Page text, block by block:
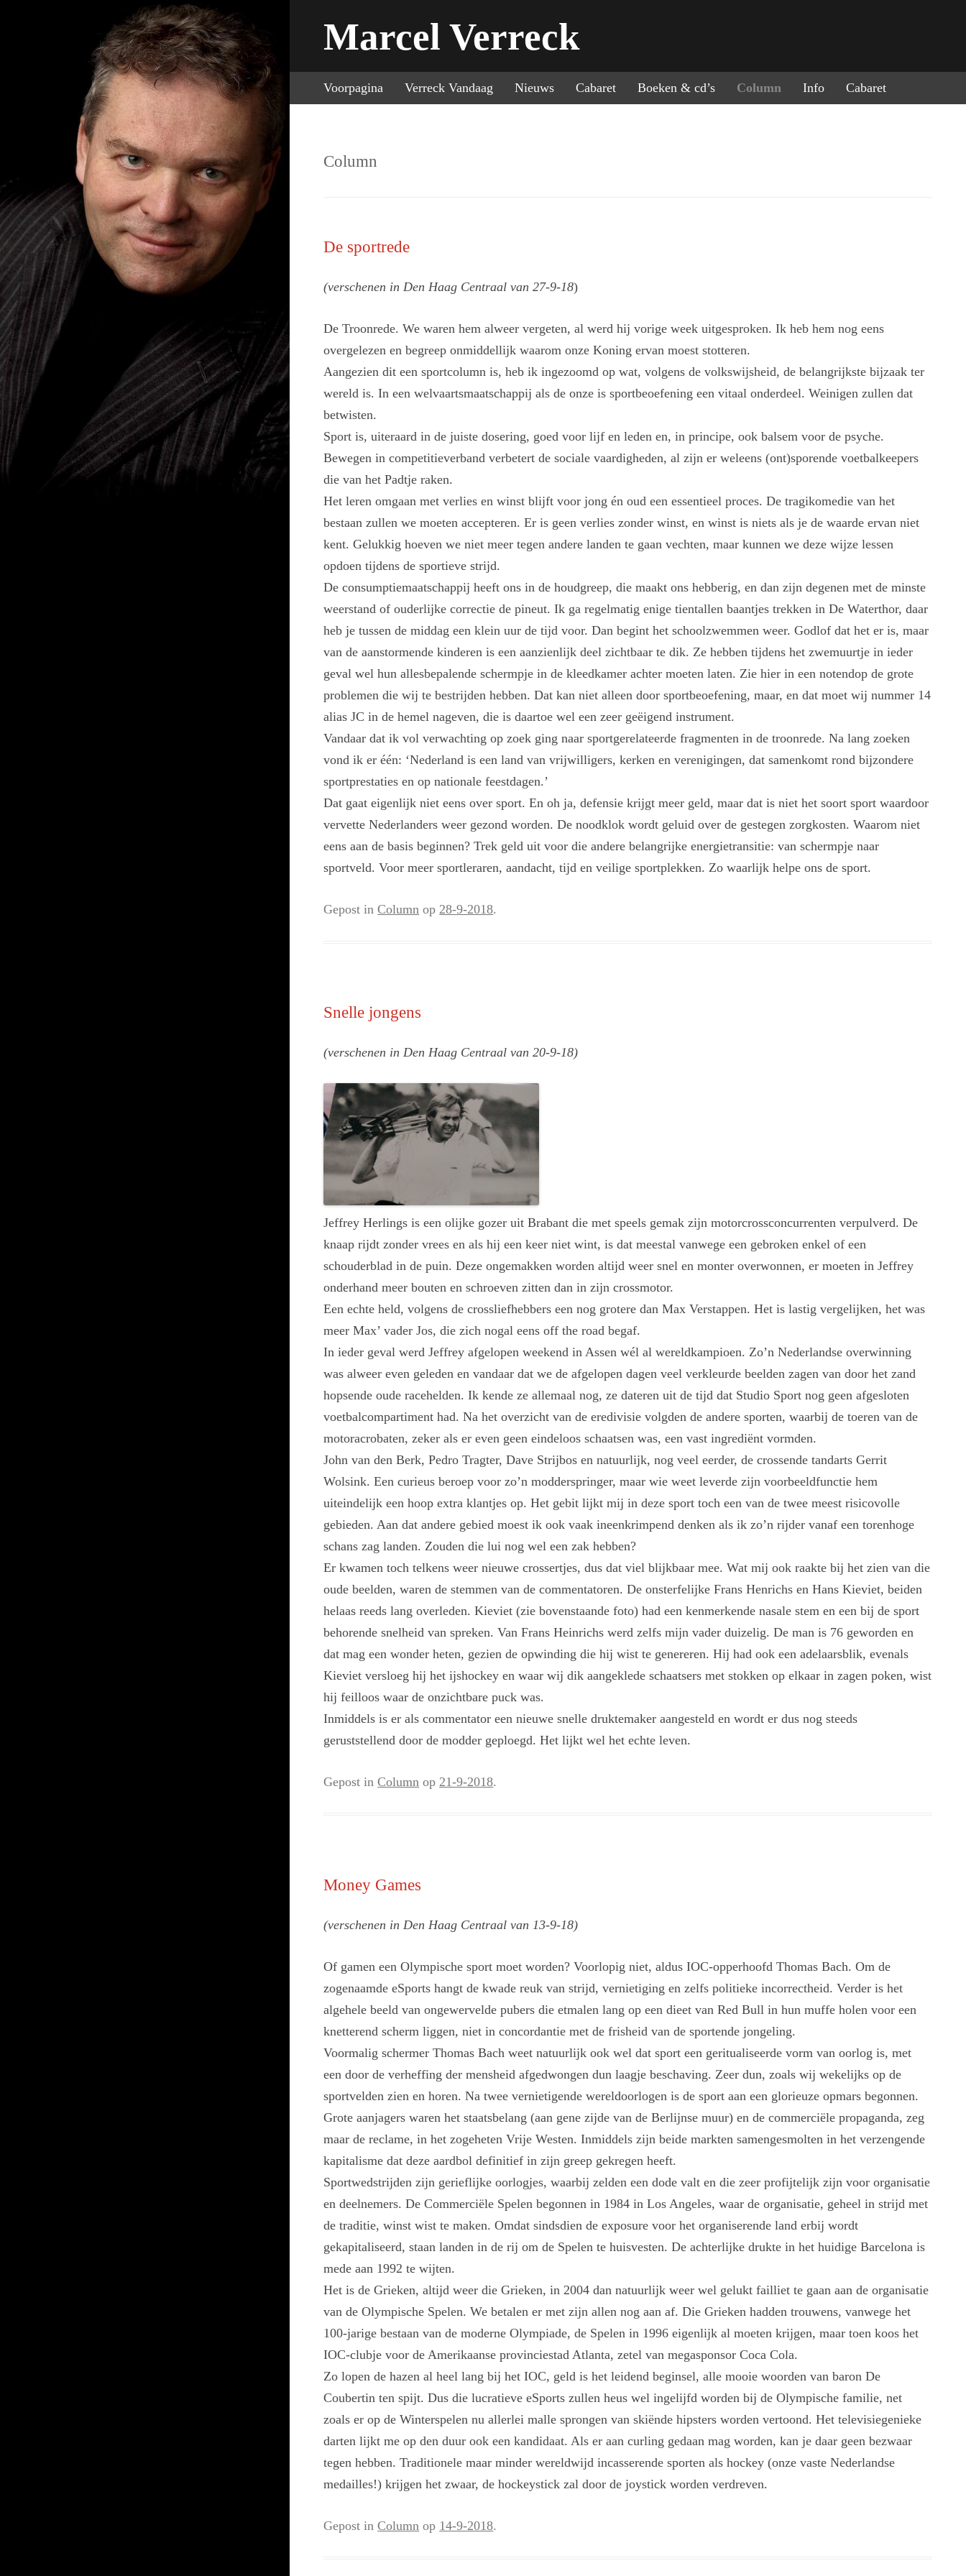
Marcel Verreck
Voorpagina Verreck Vandaag Nieuws Cabaret Boeken & cd’s Column Info Cabaret
Column
De sportrede
(verschenen in Den Haag Centraal van 27-9-18)
De Troonrede. We waren hem alweer vergeten, al werd hij vorige week uitgesproken. Ik heb hem nog eens
overgelezen en begreep onmiddellijk waarom onze Koning ervan moest stotteren.
Aangezien dit een sportcolumn is, heb ik ingezoomd op wat, volgens de volkswijsheid, de belangrijkste bijzaak ter
wereld is. In een welvaartsmaatschappij als de onze is sportbeoefening een vitaal onderdeel. Weinigen zullen dat
betwisten.
Sport is, uiteraard in de juiste dosering, goed voor lijf en leden en, in principe, ook balsem voor de psyche.
Bewegen in competitieverband verbetert de sociale vaardigheden, al zijn er weleens (ont)sporende voetbalkeepers
die van het Padtje raken.
Het leren omgaan met verlies en winst blijft voor jong én oud een essentieel proces. De tragikomedie van het
bestaan zullen we moeten accepteren. Er is geen verlies zonder winst, en winst is niets als je de waarde ervan niet
kent. Gelukkig hoeven we niet meer tegen andere landen te gaan vechten, maar kunnen we deze wijze lessen
opdoen tijdens de sportieve strijd.
De consumptiemaatschappij heeft ons in de houdgreep, die maakt ons hebberig, en dan zijn degenen met de minste
weerstand of ouderlijke correctie de pineut. Ik ga regelmatig enige tientallen baantjes trekken in De Waterthor, daar
heb je tussen de middag een klein uur de tijd voor. Dan begint het schoolzwemmen weer. Godlof dat het er is, maar
van de aanstormende kinderen is een aanzienlijk deel zichtbaar te dik. Ze hebben tijdens het zwemuurtje in ieder
geval wel hun allesbepalende schermpje in de kleedkamer achter moeten laten. Zie hier in een notendop de grote
problemen die wij te bestrijden hebben. Dat kan niet alleen door sportbeoefening, maar, en dat moet wij nummer 14
alias JC in de hemel nageven, die is daartoe wel een zeer geëigend instrument.
Vandaar dat ik vol verwachting op zoek ging naar sportgerelateerde fragmenten in de troonrede. Na lang zoeken
vond ik er één: ‘Nederland is een land van vrijwilligers, kerken en verenigingen, dat samenkomt rond bijzondere
sportprestaties en op nationale feestdagen.’
Dat gaat eigenlijk niet eens over sport. En oh ja, defensie krijgt meer geld, maar dat is niet het soort sport waardoor
vervette Nederlanders weer gezond worden. De noodklok wordt geluid over de gestegen zorgkosten. Waarom niet
eens aan de basis beginnen? Trek geld uit voor die andere belangrijke energietransitie: van schermpje naar
sportveld. Voor meer sportleraren, aandacht, tijd en veilige sportplekken. Zo waarlijk helpe ons de sport.
Gepost inColumn op28-9-2018.
Snelle jongens
(verschenen in Den Haag Centraal van 20-9-18)
Jeffrey Herlings is een olijke gozer uit Brabant die met speels gemak zijn motorcrossconcurrenten verpulverd. De
knaap rijdt zonder vrees en als hij een keer niet wint, is dat meestal vanwege een gebroken enkel of een
schouderblad in de puin. Deze ongemakken worden altijd weer snel en monter overwonnen, er moeten in Jeffrey
onderhand meer bouten en schroeven zitten dan in zijn crossmotor.
Een echte held, volgens de crossliefhebbers een nog grotere dan Max Verstappen. Het is lastig vergelijken, het was
meer Max’ vader Jos, die zich nogal eens off the road begaf.
In ieder geval werd Jeffrey afgelopen weekend in Assen wél al wereldkampioen. Zo’n Nederlandse overwinning
was alweer even geleden en vandaar dat we de afgelopen dagen veel verkleurde beelden zagen van door het zand
hopsende oude racehelden. Ik kende ze allemaal nog, ze dateren uit de tijd dat Studio Sport nog geen afgesloten
voetbalcompartiment had. Na het overzicht van de eredivisie volgden de andere sporten, waarbij de toeren van de
motoracrobaten, zeker als er even geen eindeloos schaatsen was, een vast ingrediënt vormden.
John van den Berk, Pedro Tragter, Dave Strijbos en natuurlijk, nog veel eerder, de crossende tandarts Gerrit
Wolsink. Een curieus beroep voor zo’n modderspringer, maar wie weet leverde zijn voorbeeldfunctie hem
uiteindelijk een hoop extra klantjes op. Het gebit lijkt mij in deze sport toch een van de twee meest risicovolle
gebieden. Aan dat andere gebied moest ik ook vaak ineenkrimpend denken als ik zo’n rijder vanaf een torenhoge
schans zag landen. Zouden die lui nog wel een zak hebben?
Er kwamen toch telkens weer nieuwe crossertjes, dus dat viel blijkbaar mee. Wat mij ook raakte bij het zien van die
oude beelden, waren de stemmen van de commentatoren. De onsterfelijke Frans Henrichs en Hans Kieviet, beiden
helaas reeds lang overleden. Kieviet (zie bovenstaande foto) had een kenmerkende nasale stem en een bij de sport
behorende snelheid van spreken. Van Frans Heinrichs werd zelfs mijn vader duizelig. De man is 76 geworden en
dat mag een wonder heten, gezien de opwinding die hij wist te genereren. Hij had ook een adelaarsblik, evenals
Kieviet versloeg hij het ijshockey en waar wij dik aangeklede schaatsers met stokken op elkaar in zagen poken, wist
hij feilloos waar de onzichtbare puck was.
Inmiddels is er als commentator een nieuwe snelle druktemaker aangesteld en wordt er dus nog steeds
geruststellend door de modder geploegd. Het lijkt wel het echte leven.
Gepost inColumn op21-9-2018.
Money Games
(verschenen in Den Haag Centraal van 13-9-18)
Of gamen een Olympische sport moet worden? Voorlopig niet, aldus IOC-opperhoofd Thomas Bach. Om de
zogenaamde eSports hangt de kwade reuk van strijd, vernietiging en zelfs politieke incorrectheid. Verder is het
algehele beeld van ongewervelde pubers die etmalen lang op een dieet van Red Bull in hun muffe holen voor een
knetterend scherm liggen, niet in concordantie met de frisheid van de sportende jongeling.
Voormalig schermer Thomas Bach weet natuurlijk ook wel dat sport een geritualiseerde vorm van oorlog is, met
een door de verheffing der mensheid afgedwongen dun laagje beschaving. Zeer dun, zoals wij wekelijks op de
sportvelden zien en horen. Na twee vernietigende wereldoorlogen is de sport aan een glorieuze opmars begonnen.
Grote aanjagers waren het staatsbelang (aan gene zijde van de Berlijnse muur) en de commerciële propaganda, zeg
maar de reclame, in het zogeheten Vrije Westen. Inmiddels zijn beide markten samengesmolten in het verzengende
kapitalisme dat deze aardbol definitief in zijn greep gekregen heeft.
Sportwedstrijden zijn gerieflijke oorlogjes, waarbij zelden een dode valt en die zeer profijtelijk zijn voor organisatie
en deelnemers. De Commerciële Spelen begonnen in 1984 in Los Angeles, waar de organisatie, geheel in strijd met
de traditie, winst wist te maken. Omdat sindsdien de exposure voor het organiserende land erbij wordt
gekapitaliseerd, staan landen in de rij om de Spelen te huisvesten. De achterlijke drukte in het huidige Barcelona is
mede aan 1992 te wijten.
Het is de Grieken, altijd weer die Grieken, in 2004 dan natuurlijk weer wel gelukt failliet te gaan aan de organisatie
van de Olympische Spelen. We betalen er met zijn allen nog aan af. Die Grieken hadden trouwens, vanwege het
100-jarige bestaan van de moderne Olympiade, de Spelen in 1996 eigenlijk al moeten krijgen, maar toen koos het
IOC-clubje voor de Amerikaanse provinciestad Atlanta, zetel van megasponsor Coca Cola.
Zo lopen de hazen al heel lang bij het IOC, geld is het leidend beginsel, alle mooie woorden van baron De
Coubertin ten spijt. Dus die lucratieve eSports zullen heus wel ingelijfd worden bij de Olympische familie, net
zoals er op de Winterspelen nu allerlei malle sprongen van skiënde hipsters worden vertoond. Het televisiegenieke
darten lijkt me op den duur ook een kandidaat. Als er aan curling gedaan mag worden, kan je daar geen bezwaar
tegen hebben. Traditionele maar minder wereldwijd incasserende sporten als hockey (onze vaste Nederlandse
medailles!) krijgen het zwaar, de hockeystick zal door de joystick worden verdreven.
Gepost inColumn op 14-9-2018.